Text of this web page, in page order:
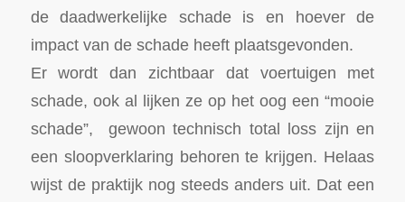
de daadwerkelijke schade is en hoever de
impact van de schade heeft plaatsgevonden.
Er wordt dan zichtbaar dat voertuigen met
schade, ook al lijken ze op het oog een “mooie
schade”, gewoon technisch total loss zijn en
een sloopverklaring behoren te krijgen. Helaas
wijst de praktijk nog steeds anders uit. Dat een